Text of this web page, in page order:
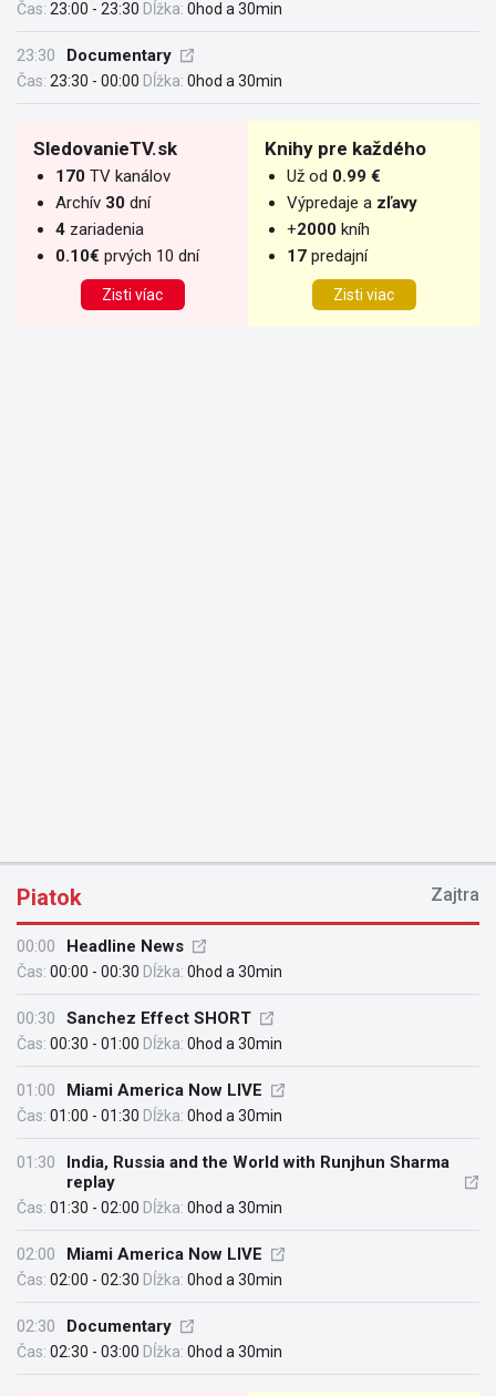
Čas: 23:00 - 23:30 Dĺžka: 0hod a 30min
23:30 Documentary
Čas: 23:30 - 00:00 Dĺžka: 0hod a 30min
SledovanieTV.sk
170 TV kanálov
Archív 30 dní
4 zariadenia
0.10€ prvých 10 dní
Zisti víac
Knihy pre každého
Už od 0.99 €
Výpredaje a zľavy
+2000 kníh
17 predajní
Zisti viac
Piatok Zajtra
00:00 Headline News
Čas: 00:00 - 00:30 Dĺžka: 0hod a 30min
00:30 Sanchez Effect SHORT
Čas: 00:30 - 01:00 Dĺžka: 0hod a 30min
01:00 Miami America Now LIVE
Čas: 01:00 - 01:30 Dĺžka: 0hod a 30min
01:30
India, Russia and the World with Runjhun Sharma
replay
Čas: 01:30 - 02:00 Dĺžka: 0hod a 30min
02:00 Miami America Now LIVE
Čas: 02:00 - 02:30 Dĺžka: 0hod a 30min
02:30 Documentary
Čas: 02:30 - 03:00 Dĺžka: 0hod a 30min